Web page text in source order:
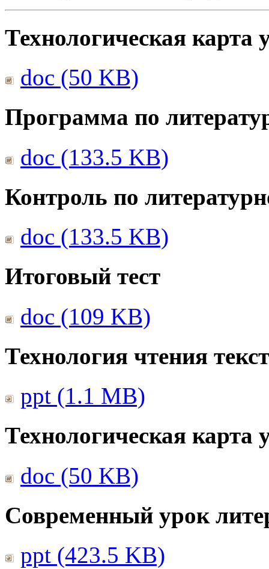
Технологическая карта
doc (50 KB)
Программа по
doc (133.5 KB)
Контроль по
doc (133.5 KB)
Итоговый тест
doc (109 KB)
Технология чтения
ppt (1.1 MB)
Технологическая карта
doc (50 KB)
Современный урок
ppt (423.5 KB)